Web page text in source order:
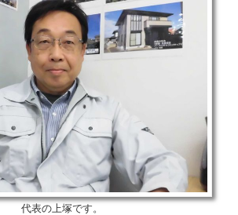
代表の上塚です。